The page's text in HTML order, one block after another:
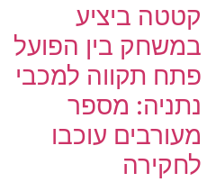
קטטה ביציע
במשחק בין הפועל
פתח תקווה למכבי
נתניה: מספר
מעורבים עוכבו
לחקירה